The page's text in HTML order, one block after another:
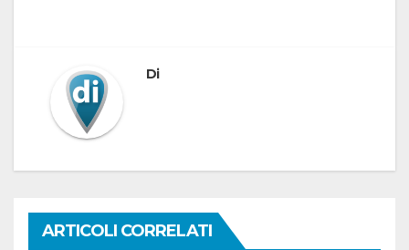
Di
ARTICOLI CORRELATI